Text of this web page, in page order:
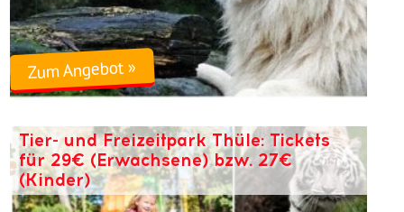
Zum Angebot »
Tier- und Freizeitpark Thüle: Tickets
für 29€ (Erwachsene) bzw. 27€
(Kinder)